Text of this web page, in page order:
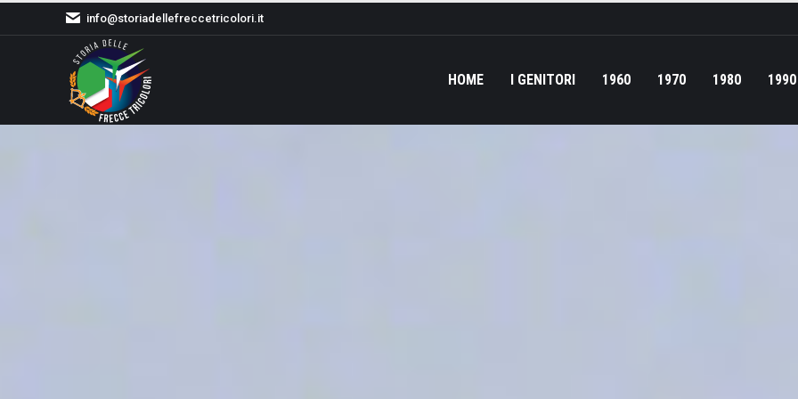
info@storiadellefreccetricolori.it
HOME I GENITORI 1960 1970 1980 1990